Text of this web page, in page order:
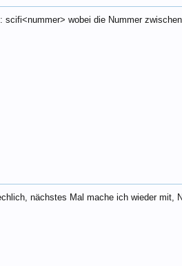
wobei die Nummer
nächstes Mal mache ich wieder mit,